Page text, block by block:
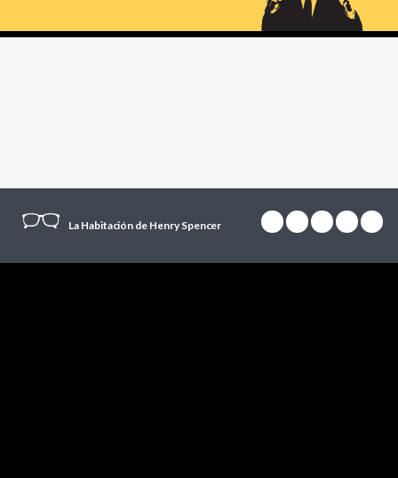
La Habitación de Henry Spencer